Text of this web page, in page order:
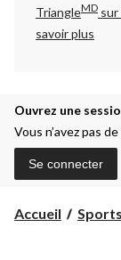
TriangleMD sur
savoir plus
Ouvrez une
Vous n’avez pas
Se connecter
Accueil